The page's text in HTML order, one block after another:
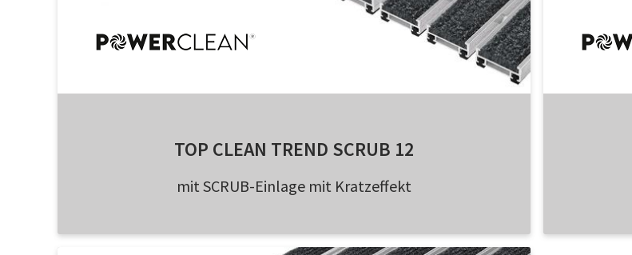
TOP CLEAN TREND SCRUB 12
mit SCRUB-Einlage mit Kratzeffekt